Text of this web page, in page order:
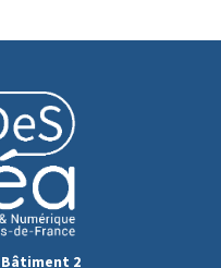
Bâtiment 2